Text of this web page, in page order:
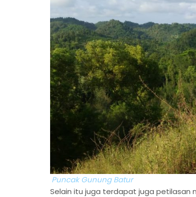
Puncak Gunung Batur
Selain itu juga terdapat juga petilasan